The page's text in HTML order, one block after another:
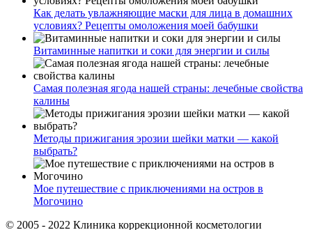
Как делать увлажняющие маски для лица в домашних
условиях? Рецепты омоложения моей бабушки
Витаминные напитки и соки для энергии и силы
Самая полезная ягода нашей страны: лечебные свойства
калины
Методы прижигания эрозии шейки матки — какой
выбрать?
Мое путешествие с приключениями на остров в
Могочино
© 2005 - 2022 Клиника коррекционной косметологии